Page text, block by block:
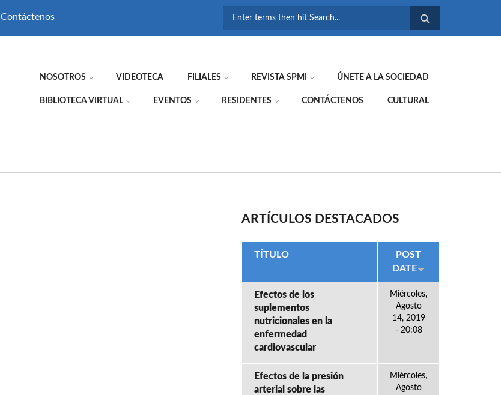
Contáctenos
NOSOTROS VIDEOTECA FILIALES REVISTA SPMI ÚNETE A LA SOCIEDAD
BIBLIOTECA VIRTUAL EVENTOS RESIDENTES CONTÁCTENOS CULTURAL
ARTÍCULOS DESTACADOS
TÍTULO
POST
DATE
Efectos de los
suplementos
nutricionales en la
enfermedad
cardiovascular
Miércoles,
Agosto
14, 2019
- 20:08
Efectos de la presión
arterial sobre las
Miércoles,
Agosto